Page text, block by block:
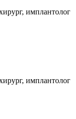
имплантолог
имплантолог